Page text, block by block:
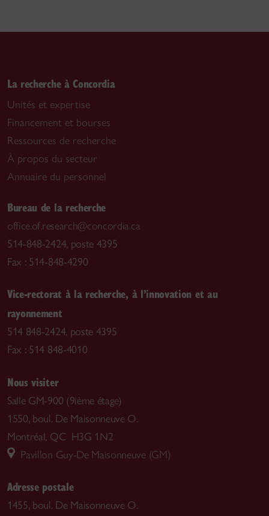
La recherche à Concordia
Unités et expertise
Financement et bourses
Ressources de recherche
À propos du secteur
Annuaire du personnel
Bureau de la recherche
office.of.research@concordia.ca
514-848-2424, poste 4395
Fax : 514-848-4290
Vice-rectorat à la recherche, à l’innovation et au
rayonnement
514 848-2424, poste 4395
Fax : 514 848-4010
Nous visiter
Salle GM-900 (9ième étage)
1550, boul. De Maisonneuve O.
Montréal, QC H3G 1N2
Pavillon Guy-De Maisonneuve (GM)
Adresse postale
1455, boul. De Maisonneuve O.